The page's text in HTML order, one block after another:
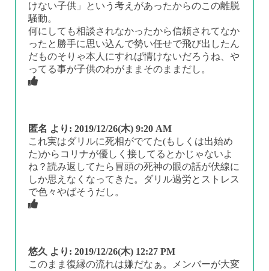
けない子供」という考えがあったからのこの離脱
騒動。
何にしても相談されなかったから信頼されてなか
ったと勝手に思い込んで勢い任せで飛び出したん
だものそりゃ本人にすれば情けないだろうね、や
ってる事が子供のわがままそのままだし。
匿名 より: 2019/12/26(木) 9:20 AM
これ実はダリルに死相がでてた(もしくは出始め
た)からコリナが優しく接してるとかじゃないよ
ね？読み返してたら冒頭の死神の眼の話が伏線に
しか思えなくなってきた。ダリル過労とストレス
で色々やばそうだし。
悠久 より: 2019/12/26(木) 12:27 PM
このまま復縁の流れは嫌だなぁ。メンバーが大変